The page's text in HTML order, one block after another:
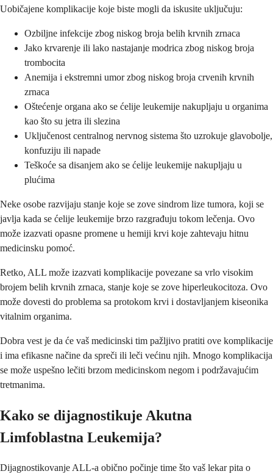
Uobičajene komplikacije koje biste mogli da iskusite uključuju:
Ozbiljne infekcije zbog niskog broja belih krvnih zrnaca
Jako krvarenje ili lako nastajanje modrica zbog niskog broja
trombocita
Anemija i ekstremni umor zbog niskog broja crvenih krvnih
zrnaca
Oštećenje organa ako se ćelije leukemije nakupljaju u organima
kao što su jetra ili slezina
Uključenost centralnog nervnog sistema što uzrokuje glavobolje,
konfuziju ili napade
Teškoće sa disanjem ako se ćelije leukemije nakupljaju u
plućima
Neke osobe razvijaju stanje koje se zove sindrom lize tumora, koji se
javlja kada se ćelije leukemije brzo razgrađuju tokom lečenja. Ovo
može izazvati opasne promene u hemiji krvi koje zahtevaju hitnu
medicinsku pomoć.
Retko, ALL može izazvati komplikacije povezane sa vrlo visokim
brojem belih krvnih zrnaca, stanje koje se zove hiperleukocitoza. Ovo
može dovesti do problema sa protokom krvi i dostavljanjem kiseonika
vitalnim organima.
Dobra vest je da će vaš medicinski tim pažljivo pratiti ove komplikacije
i ima efikasne načine da spreči ili leči većinu njih. Mnogo komplikacija
se može uspešno lečiti brzom medicinskom negom i podržavajućim
tretmanima.
Kako se dijagnostikuje Akutna
Limfoblastna Leukemija?
Dijagnostikovanje ALL-a obično počinje time što vaš lekar pita o